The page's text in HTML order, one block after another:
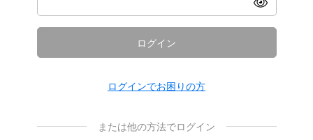
ログイン
ログインでお困りの方
または他の方法でログイン